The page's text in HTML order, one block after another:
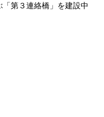
第３連絡橋」を建設中